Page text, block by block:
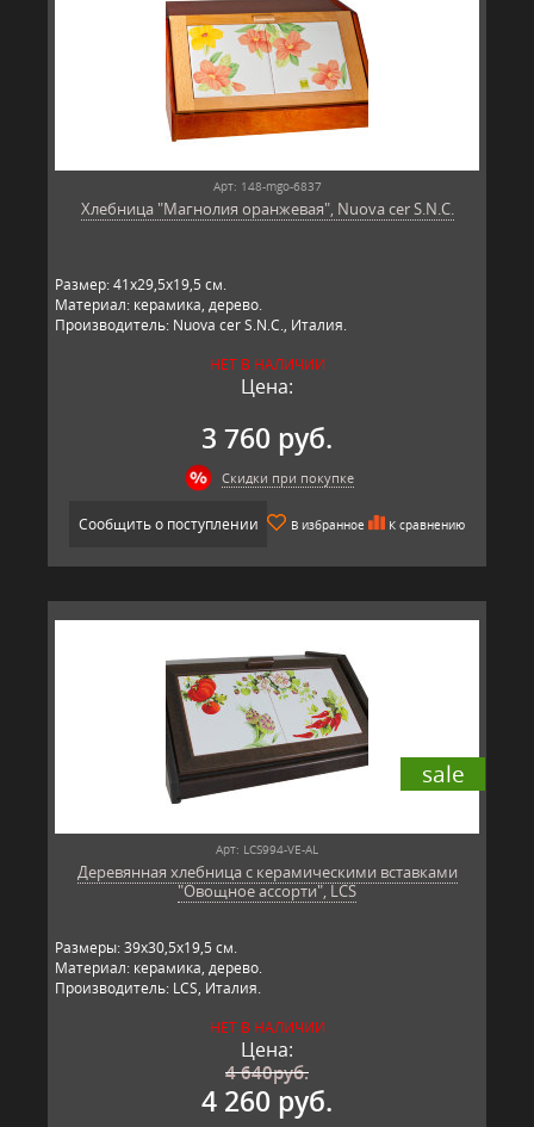
Арт: 148-mgo-6837
Хлебница "Магнолия оранжевая", Nuova cer S.N.C.
Размер: 41х29,5х19,5 см.
Материал: керамика, дерево.
Производитель: Nuova cer S.N.C., Италия.
НЕТ В НАЛИЧИИ
Цена:
3 760 руб.
Скидки при покупке
Сообщить о поступлении В избранное К сравнению
sale
Арт: LCS994-VE-AL
Деревянная хлебница с керамическими вставками
"Овощное ассорти", LCS
Размеры: 39х30,5х19,5 см.
Материал: керамика, дерево.
Производитель: LCS, Италия.
НЕТ В НАЛИЧИИ
Цена:
4 640руб.
4 260 руб.